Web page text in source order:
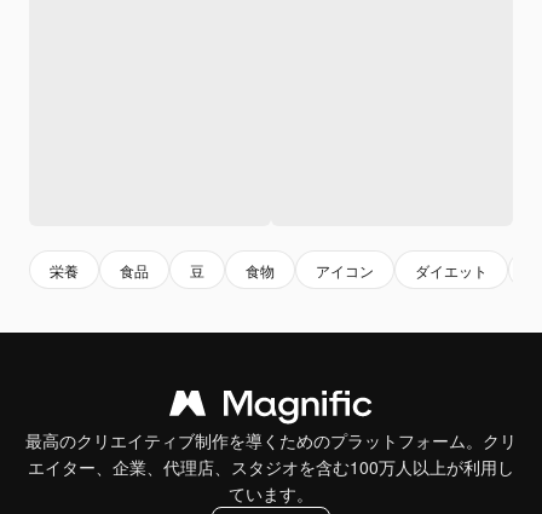
栄養 食品 豆 食物 アイコン ダイエット
最高のクリエイティブ制作を導くためのプラットフォーム。クリ
エイター、企業、代理店、スタジオを含む100万人以上が利用し
ています。